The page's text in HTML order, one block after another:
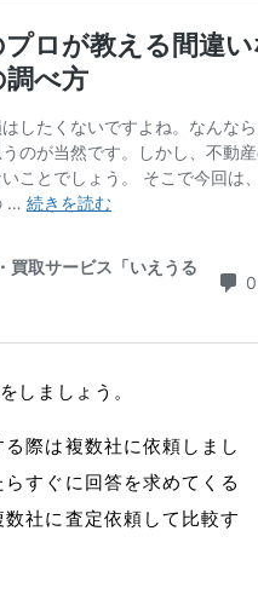
しましょう。
際は複数社に依頼しまし
すぐに回答を求めてくる
社に査定依頼して比較す